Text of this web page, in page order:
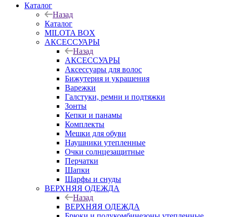
Каталог
Назад
Каталог
MILOTA BOX
АКСЕССУАРЫ
Назад
АКСЕССУАРЫ
Аксессуары для волос
Бижутерия и украшения
Варежки
Галстуки, ремни и подтяжки
Зонты
Кепки и панамы
Комплекты
Мешки для обуви
Наушники утепленные
Очки солнцезащитные
Перчатки
Шапки
Шарфы и снуды
ВЕРХНЯЯ ОДЕЖДА
Назад
ВЕРХНЯЯ ОДЕЖДА